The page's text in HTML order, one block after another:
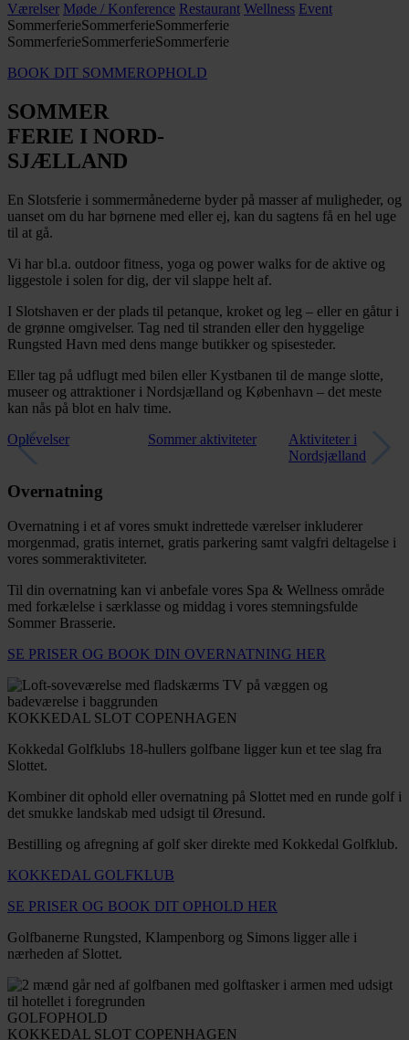
Værelser Møde / Konference Restaurant Wellness Event
SommerferieSommerferieSommerferie
SommerferieSommerferieSommerferie
BOOK DIT SOMMEROPHOLD
SOMMER
FERIE I NORD-
SJÆLLAND
En Slotsferie i sommermånederne byder på masser af muligheder, og
uanset om du har børnene med eller ej, kan du sagtens få en hel uge
til at gå.
Vi har bl.a. outdoor fitness, yoga og power walks for de aktive og
liggestole i solen for dig, der vil slappe helt af.
I Slotshaven er der plads til petanque, kroket og leg – eller en gåtur i
de grønne omgivelser. Tag ned til stranden eller den hyggelige
Rungsted Havn med dens mange butikker og spisesteder.
Eller tag på udflugt med bilen eller Kystbanen til de mange slotte,
museer og attraktioner i Nordsjælland og København – det meste
kan nås på blot en halv time.
Oplevelser
Sommer aktiviteter
Aktiviteter i
Nordsjælland
Overnatning
Overnatning i et af vores smukt indrettede værelser inkluderer
morgenmad, gratis internet, gratis parkering samt valgfri deltagelse i
vores sommeraktiviteter.
Til din overnatning kan vi anbefale vores Spa & Wellness område
med forkælelse i særklasse og middag i vores stemningsfulde
Sommer Brasserie.
SE PRISER OG BOOK DIN OVERNATNING HER
KOKKEDAL SLOT COPENHAGEN
Kokkedal Golfklubs 18-hullers golfbane ligger kun et tee slag fra
Slottet.
Kombiner dit ophold eller overnatning på Slottet med en runde golf i
det smukke landskab med udsigt til Øresund.
Bestilling og afregning af golf sker direkte med Kokkedal Golfklub.
KOKKEDAL GOLFKLUB
SE PRISER OG BOOK DIT OPHOLD HER
Golfbanerne Rungsted, Klampenborg og Simons ligger alle i
nærheden af Slottet.
GOLFOPHOLD
KOKKEDAL SLOT COPENHAGEN